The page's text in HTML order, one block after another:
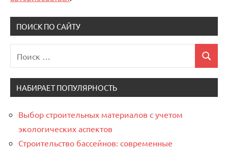
ПОИСК ПО САЙТУ
для:
Поиск
НАБИРАЕТ ПОПУЛЯРНОСТЬ
Выбор строительных материалов с учетом
экологических аспектов
Строительство бассейнов: современные